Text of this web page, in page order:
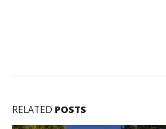
RELATED POSTS